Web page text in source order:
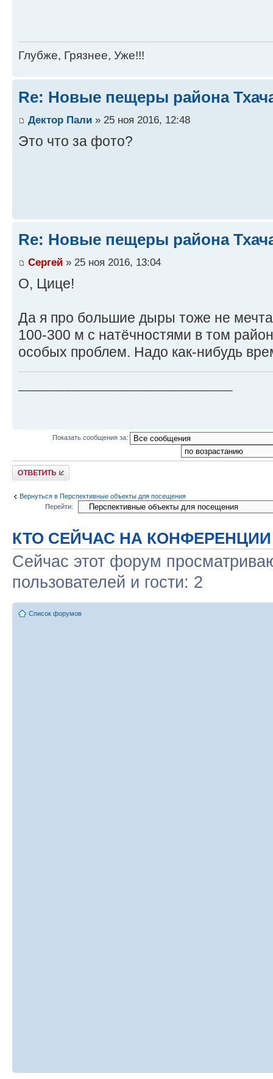
Глубже, Грязнее, Уже!!!
Re: Новые пещеры района
Дектор Пали » 25 ноя 2016, 12:48
Это что за фото?
Re: Новые пещеры района
Сергей » 25 ноя 2016, 13:04
О, Цице!
Да я про большие дыры тоже не
100-300 м с натёчностями в том
особых проблем. Надо как-нибудь
Показать сообщения за:
Ответить
Вернуться в Перспективные объекты для посещения
Перейти:
КТО СЕЙЧАС НА КОНФЕРЕНЦИИ
Сейчас этот форум
пользователей и гости: 2
Список форумов